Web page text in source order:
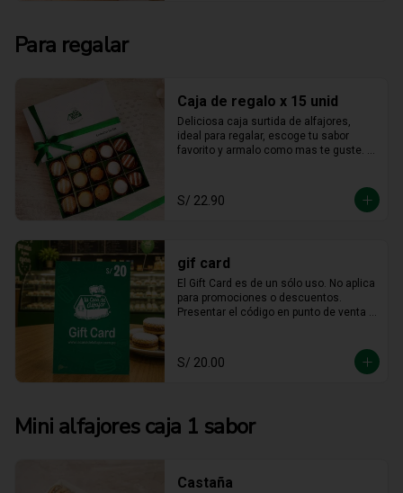
Para regalar
Caja de regalo x 15 unid
Deliciosa caja surtida de alfajores,
ideal para regalar, escoge tu sabor
favorito y armalo como mas te guste.
S/ 22.90
gif card
El Gift Card es de un sólo uso. No aplica
para promociones o descuentos.
Presentar el código en punto de venta o
efectivo. No es acumulable. No puede
ser reemplazado por dinero, ni usado
provincia de Chiclayo. No válido para
S/ 20.00
Mini alfajores caja 1 sabor
Castaña